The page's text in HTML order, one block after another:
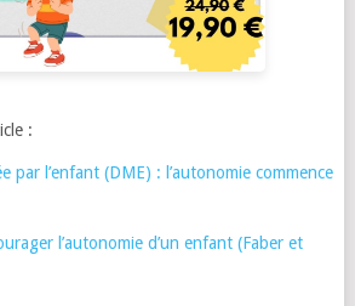
:
par l’enfant (DME) : l’autonomie commence
l’autonomie d’un enfant (Faber et